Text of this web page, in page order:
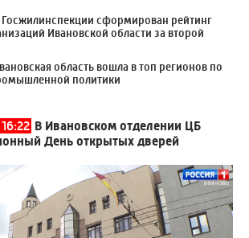
Госжилинспекции сформирован рейтинг
Ивановской области за второй
область вошла в топ регионов по
политики
В Ивановском отделении ЦБ
День открытых дверей